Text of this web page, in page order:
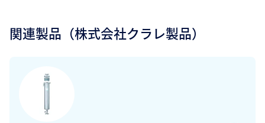
関連製品（株式会社クラレ製品）